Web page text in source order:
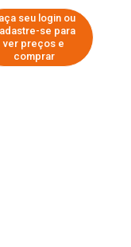
seu login ou
se para
ver preços e
comprar